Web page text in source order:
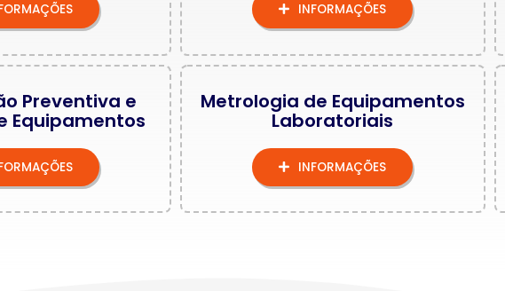
INFORMAÇÕES
Preventiva e
Equipamentos
Metrologia de Equipamentos
Laboratoriais
INFORMAÇÕES